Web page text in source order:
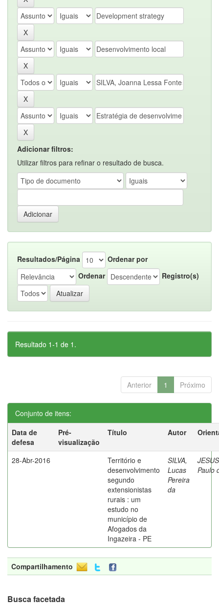
Adicionar filtros:
Utilizar filtros para refinar o resultado de busca.
Resultados/Página
Ordenar por
Ordenar
Registro(s)
Resultado 1-1 de 1.
Anterior 1 Próximo
Conjunto de itens:
Data de
defesa
Pré-
visualização
Título Autor
28-Abr-2016
Território e
desenvolvimento
segundo
extensionistas
rurais : um
estudo no
município de
Afogados da
Ingazeira - PE
SILVA,
Lucas
Pereira
da
Paulo
Compartilhamento
Busca facetada